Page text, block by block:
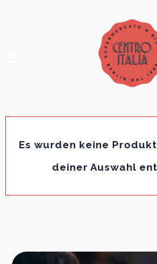
Es wurden keine
deiner Auswahl